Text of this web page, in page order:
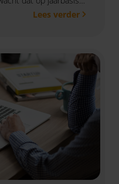
oordeelt rechtbank
Lees verder